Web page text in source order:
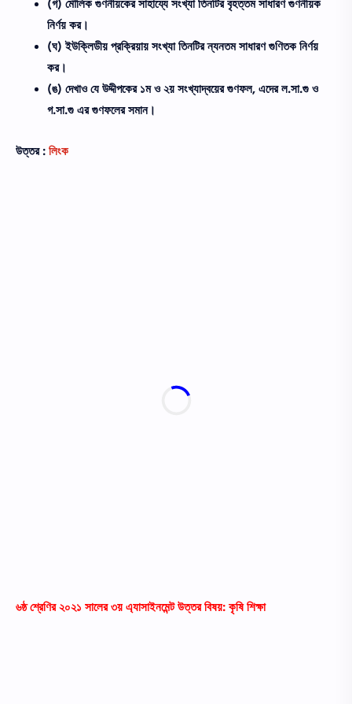
(গ) মৌলিক গুণনীয়কের সাহায্যে সংখ্যা তিনটির বৃহত্তম সাধারণ গুণনীয়ক
নির্ণয় কর।
(ঘ) ইউক্লিডীয় প্রক্রিয়ায় সংখ্যা তিনটির ন্যনতম সাধারণ গুণিতক নির্ণয়
কর।
(ঙ) দেখাও যে উদ্দীপকের ১ম ও ২য় সংখ্যাদ্বয়ের গুণফল, এদের ল.সা.গু ও
গ.সা.গু এর গুণফলের সমান।
উত্তর : লিংক
৬ষ্ঠ শ্রেণির ২০২১ সালের ৩য় এ্যাসাইনমেন্ট উত্তর বিষয়: কৃষি শিক্ষা